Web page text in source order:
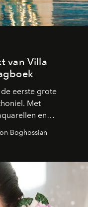
van Villa
eerste grote
Met
en
kunstenaar
de herinnering
Boghossian